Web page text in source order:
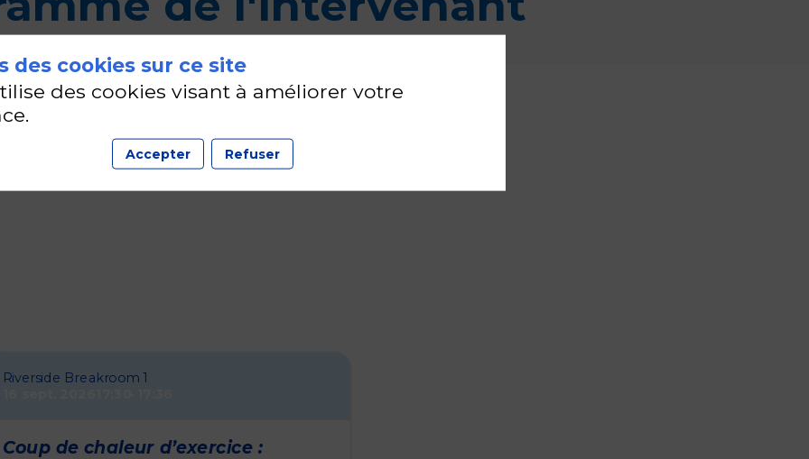
BROSSIER
Riverside Breakroom 1
Coup de chaleur d’exercice :
des cookies sur ce site
des cookies visant à améliorer votre
Accepter Refuser